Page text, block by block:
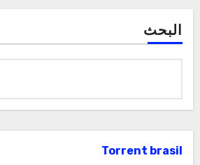
البحث
Torrent brasil